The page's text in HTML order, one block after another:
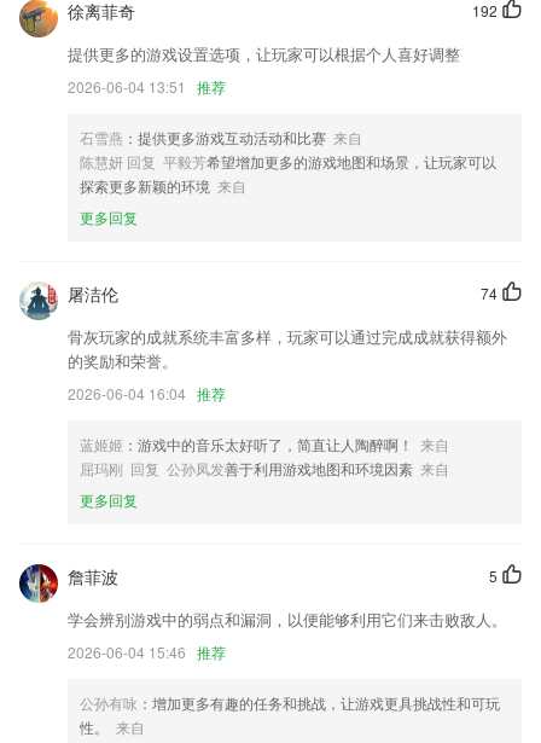
增加素材标记点，快速定位素材位置~
优化本地安装包扫描功能
休假显示假别资讯
修复部分bug和优化细节体验
订单搜索的优化以及搜索结果页支持直接导出对账
新增专注关联任务增加更改删除功能
用商店进行打分评论，说出您的使用经历，以帮助我们更好的对产品进行
优化修改。
192
徐离菲奇
提供更多的游戏设置选项，让玩家可以根据个人喜好调整
2026-06-04 13:51 推荐
石雪燕 ：提供更多游戏互动活动和比赛 来自
陈慧妍 回复 平毅芳希望增加更多的游戏地图和场景，让玩家可以
探索更多新颖的环境 来自
更多回复
74
屠洁伦
骨灰玩家的成就系统丰富多样，玩家可以通过完成成就获得额外
的奖励和荣誉。
2026-06-04 16:04 推荐
蓝姬姬 ：游戏中的音乐太好听了，简直让人陶醉啊！
来自
屈玛刚 回复 公孙凤发善于利用游戏地图和环境因素 来自
更多回复
5
詹菲波
学会辨别游戏中的弱点和漏洞，以便能够利用它们来击败敌人。
2026-06-04 15:46 推荐
公孙有咏 ：增加更多有趣的任务和挑战，让游戏更具挑战性和可玩
性。
来自